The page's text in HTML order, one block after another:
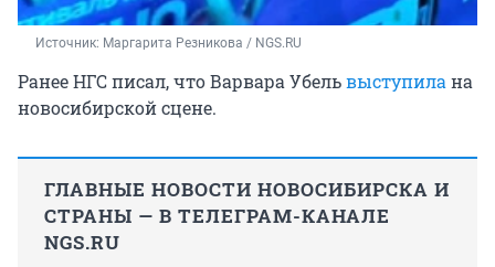
Источник: Маргарита Резникова / NGS.RU
Ранее НГС писал, что Варвара Убельвыступила на
новосибирской сцене.
ГЛАВНЫЕ НОВОСТИ НОВОСИБИРСКА И
СТРАНЫ — В ТЕЛЕГРАМ-КАНАЛЕ
NGS.RU